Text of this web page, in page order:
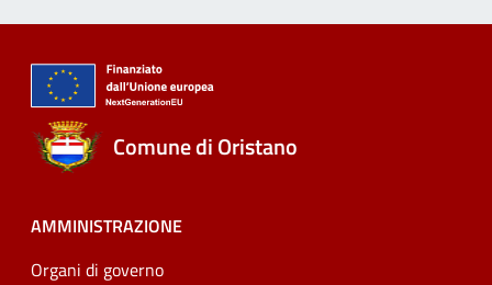
Comune di Oristano
AMMINISTRAZIONE
Organi di governo